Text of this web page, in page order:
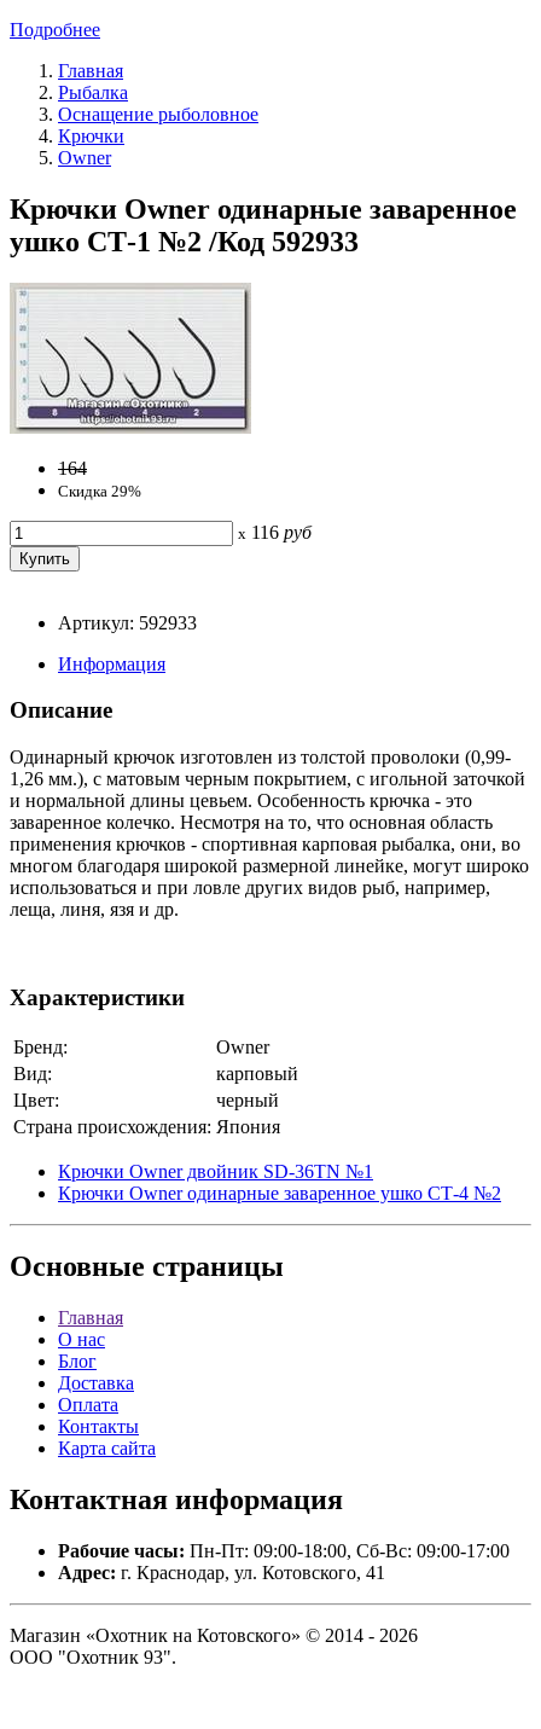
Подробнее
Главная
Рыбалка
Оснащение рыболовное
Крючки
Owner
Крючки Owner одинарные заваренное
ушко СТ-1 №2 /Код 592933
164
Скидка 29%
x 116 руб
Артикул: 592933
Информация
Описание
Одинарный крючок изготовлен из толстой проволоки (0,99-
1,26 мм.), с матовым черным покрытием, с игольной заточкой
и нормальной длины цевьем. Особенность крючка - это
заваренное колечко. Несмотря на то, что основная область
применения крючков - спортивная карповая рыбалка, они, во
многом благодаря широкой размерной линейкe, могут широко
использоваться и при ловле других видов рыб, например,
леща, линя, язя и др.
Характеристики
Бренд:
Owner
Вид:
карповый
Цвет:
черный
Страна происхождения: Япония
Крючки Owner двойник SD-36TN №1
Крючки Owner одинарные заваренное ушко СТ-4 №2
Основные страницы
Главная
О нас
Блог
Доставка
Оплата
Контакты
Карта сайта
Контактная информация
Рабочие часы: Пн-Пт: 09:00-18:00, Сб-Вс: 09:00-17:00
Адрес: г. Краснодар, ул. Котовского, 41
Магазин «Охотник на Котовского» © 2014 - 2026
ООО "Охотник 93".